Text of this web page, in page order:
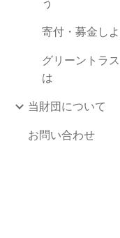
寄付・募金し
グリーントラ
は
当財団について
お問い合わせ